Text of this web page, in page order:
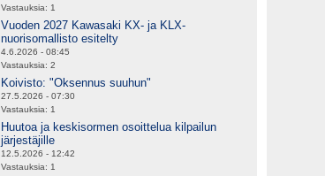
Vastauksia: 1
Vuoden 2027 Kawasaki KX- ja KLX-
nuorisomallisto esitelty
4.6.2026 - 08:45
Vastauksia: 2
Koivisto: "Oksennus suuhun"
27.5.2026 - 07:30
Vastauksia: 1
Huutoa ja keskisormen osoittelua kilpailun
järjestäjille
12.5.2026 - 12:42
Vastauksia: 1